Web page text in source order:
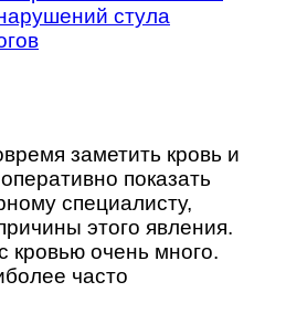
стула
заметить кровь и
показать
специалисту,
этого явления.
кровью очень много.
часто